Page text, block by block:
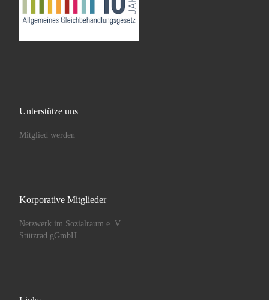
Unterstütze uns
Mitglied werden
Korporative Mitglieder
Netzwerk im Sozialraum e. V.
Stützrad gGmbH